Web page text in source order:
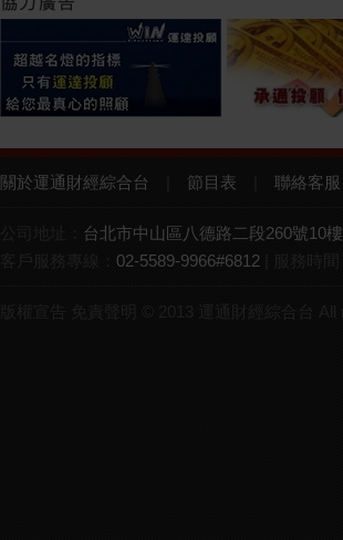
關於運通財經綜合台 節目表 聯絡客服
台北市中山區八德路二段260號10樓
02-5589-9966#6812